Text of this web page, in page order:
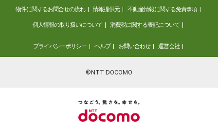
物件に関するお問合せの流れ 情報提供元 不動産情報に関する免責事項
個人情報の取り扱いについて 消費税に関する表記について
プライバシーポリシー ヘルプ お問い合わせ 運営会社
©NTT DOCOMO